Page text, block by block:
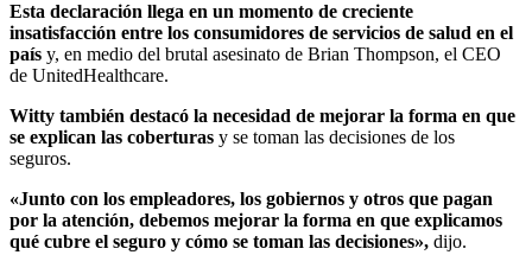
Esta declaración llega en un momento de creciente
insatisfacción entre los consumidores de servicios de salud en el
país y, en medio del brutal asesinato de Brian Thompson, el CEO
de UnitedHealthcare.
Witty también destacó la necesidad de mejorar la forma en que
se explican las coberturas y se toman las decisiones de los
seguros.
«Junto con los empleadores, los gobiernos y otros que pagan
por la atención, debemos mejorar la forma en que explicamos
qué cubre el seguro y cómo se toman las decisiones», dijo.